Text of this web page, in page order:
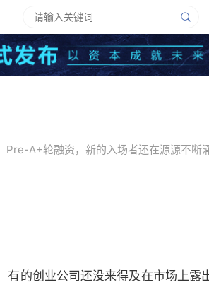
Pre-A+轮融资，新的入场者还在源源不断
有的创业公司还没来得及在市场上露